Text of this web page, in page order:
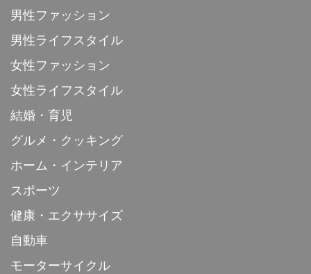
男性ファッション
男性ライフスタイル
女性ファッション
女性ライフスタイル
結婚・育児
グルメ・クッキング
ホーム・インテリア
スポーツ
健康・エクササイズ
自動車
モーターサイクル